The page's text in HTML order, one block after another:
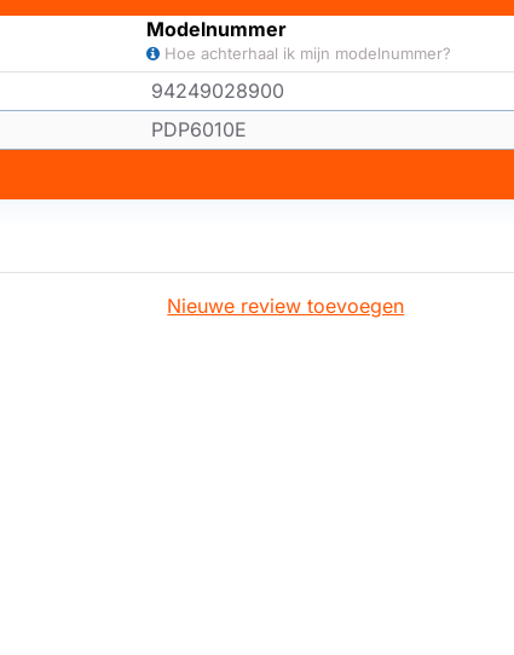
Modelnummer
Hoe achterhaal ik mijn modelnummer?
94249028900
PDP6010E
Nieuwe review toevoegen